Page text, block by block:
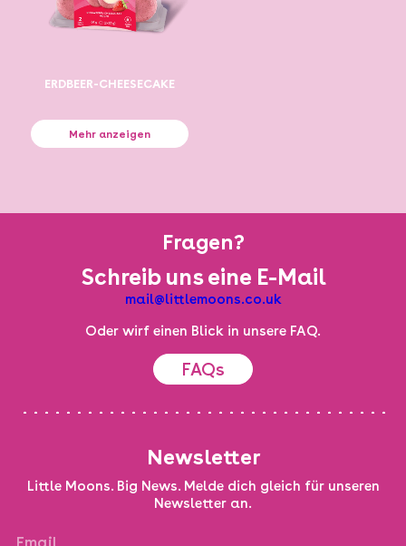
ERDBEER-CHEESECAKE
Mehr anzeigen
Fragen?
Schreib uns eine E-Mail
mail@littlemoons.co.uk
Oder wirf einen Blick in unsere FAQ.
FAQs
Newsletter
Little Moons. Big News. Melde dich gleich für unseren
Newsletter an.